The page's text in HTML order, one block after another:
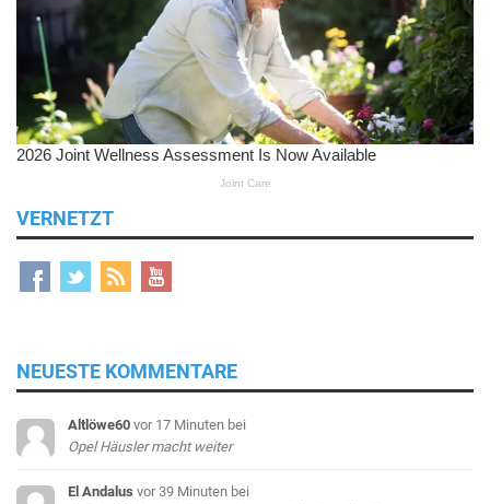
VERNETZT
NEUESTE KOMMENTARE
Altlöwe60 vor 17 Minuten bei
Opel Häusler macht weiter
El Andalus vor 39 Minuten bei